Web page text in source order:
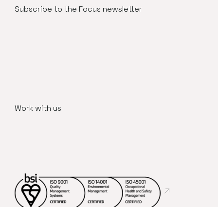
Subscribe to the Focus newsletter
Work with us